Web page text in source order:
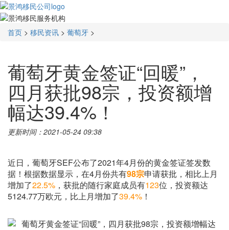
首页 > 移民资讯 > 葡萄牙 >
葡萄牙黄金签证“回暖”，
四月获批98宗，投资额增
幅达39.4%！
更新时间：2021-05-24 09:38
近日，葡萄牙SEF公布了2021年4月份的黄金签证签发数
据！根据数据显示，在4月份共有98宗申请获批，相比上月
增加了22.5% ，获批的随行家庭成员有123位，投资额达
5124.77万欧元，比上月增加了39.4% ！